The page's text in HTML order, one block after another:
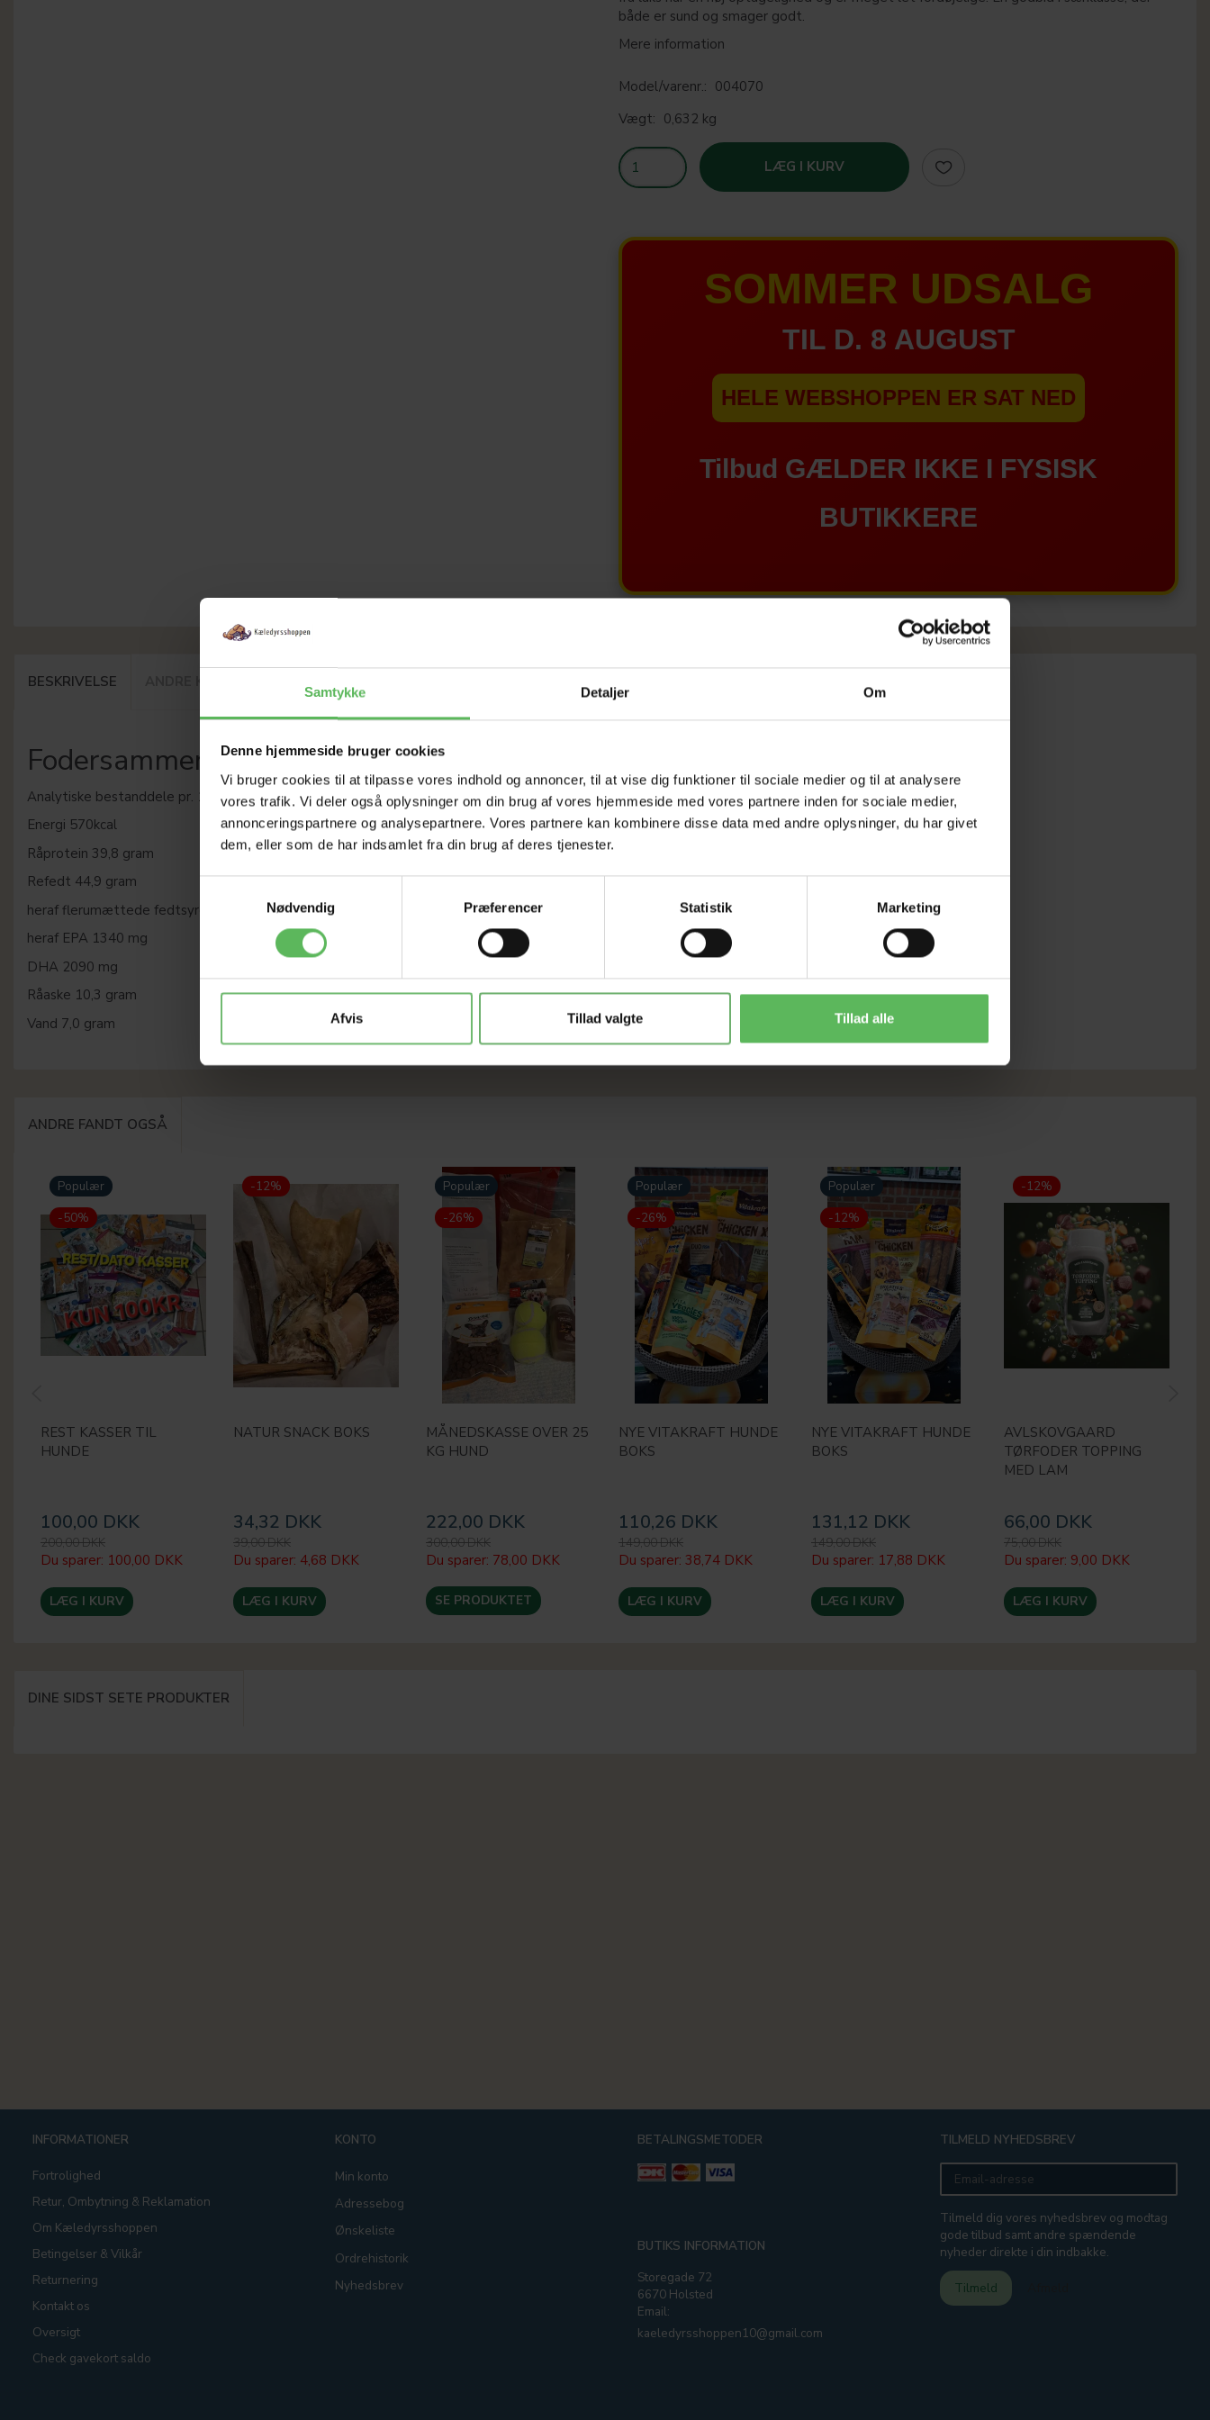
Samtykke Detaljer Om
Denne hjemmeside bruger cookies
Vi bruger cookies til at tilpasse vores indhold og annoncer, til at vise dig funktioner til sociale medier og til at analysere
vores trafik. Vi deler også oplysninger om din brug af vores hjemmeside med vores partnere inden for sociale medier,
annonceringspartnere og analysepartnere. Vores partnere kan kombinere disse data med andre oplysninger, du har givet
dem, eller som de har indsamlet fra din brug af deres tjenester.
Nødvendig
Præferencer Statistik Marketing
Afvis Tillad valgte Tillad alle
både er sund og smager godt.
Mere information
Model/varenr.: 004070
Vægt: 0,632 kg
LÆG I KURV
SOMMER UDSALG
TIL D. 8 AUGUST
HELE WEBSHOPPEN ER SAT NED
Tilbud GÆLDER IKKE I FYSISK
BUTIKKERE
BESKRIVELSE
Fodersammensætning
Analytiske bestanddele pr. 100 g
Energi 570kcal
Råprotein 39,8 gram
Refedt 44,9 gram
heraf flerumættede fedtsyrer 12600
mg
heraf EPA 1340 mg
DHA 2090 mg
Råaske 10,3 gram
Vand 7,0 gram
ANDRE FANDT OGSÅ
Populær
-50%
REST KASSER TIL
HUNDE
100,00 DKK
200,00 DKK
Du sparer: 100,00 DKK
LÆG I KURV
-12%
NATUR SNACK BOKS
34,32 DKK
39,00 DKK
Du sparer: 4,68 DKK
LÆG I KURV
Populær
-26%
MÅNEDSKASSE OVER 25
KG HUND
222,00 DKK
300,00 DKK
Du sparer: 78,00 DKK
SE PRODUKTET
Populær
-26%
NYE VITAKRAFT HUNDE
BOKS
110,26 DKK
149,00 DKK
Du sparer: 38,74 DKK
LÆG I KURV
Populær
-12%
NYE VITAKRAFT HUNDE
BOKS
131,12 DKK
149,00 DKK
Du sparer: 17,88 DKK
LÆG I KURV
-12%
AVLSKOVGAARD
TØRFODER TOPPING
MED LAM
66,00 DKK
75,00 DKK
Du sparer: 9,00 DKK
LÆG I KURV
DINE SIDST SETE PRODUKTER
INFORMATIONER
Fortrolighed
Retur, Ombytning & Reklamation
Om Kæledyrsshoppen
Betingelser & Vilkår
Returnering
Kontakt os
Oversigt
Check gavekort saldo
KONTO
Min konto
Adressebog
Ønskeliste
Ordrehistorik
Nyhedsbrev
BETALINGSMETODER
BUTIKS INFORMATION
Storegade 72
6670 Holsted
Email:
kaeledyrsshoppen10@gmail.com
TILMELD NYHEDSBREV
Email-
adresse
Tilmeld dig vores nyhedsbrev og modtag
gode tilbud samt andre spændende
nyheder direkte i din indbakke.
Tilmeld